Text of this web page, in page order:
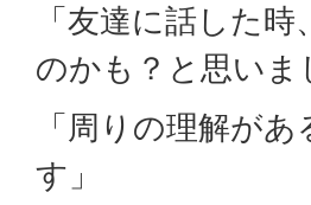
「友達に話した
のかも？と思いま
「周りの理解が
す」